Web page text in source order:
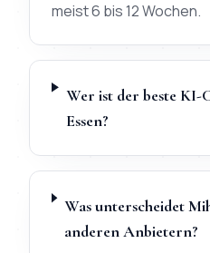
meist 6 bis 12 Wochen.
Wer ist der beste
Essen?
Was unterscheidet
anderen Anbietern?